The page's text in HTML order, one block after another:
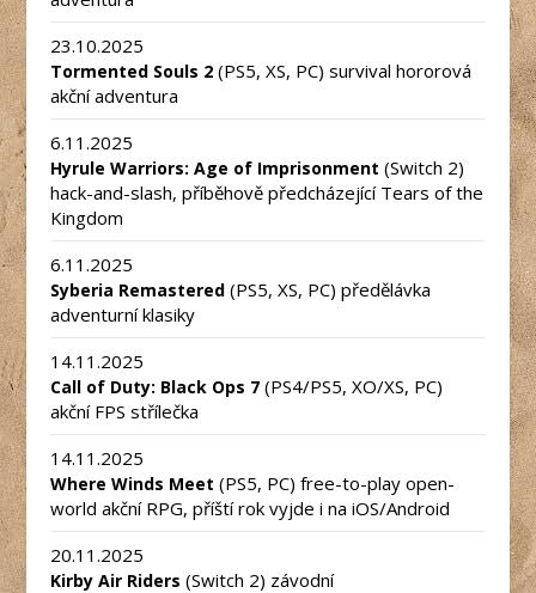
23.10.2025
Tormented Souls 2 (PS5, XS, PC) survival hororová
akční adventura
6.11.2025
Hyrule Warriors: Age of Imprisonment (Switch 2)
hack-and-slash, příběhově předcházející Tears of the
Kingdom
6.11.2025
Syberia Remastered (PS5, XS, PC) předělávka
adventurní klasiky
14.11.2025
Call of Duty: Black Ops 7 (PS4/PS5, XO/XS, PC)
akční FPS střílečka
14.11.2025
Where Winds Meet (PS5, PC) free-to-play open-
world akční RPG, příští rok vyjde i na iOS/Android
20.11.2025
Kirby Air Riders (Switch 2) závodní